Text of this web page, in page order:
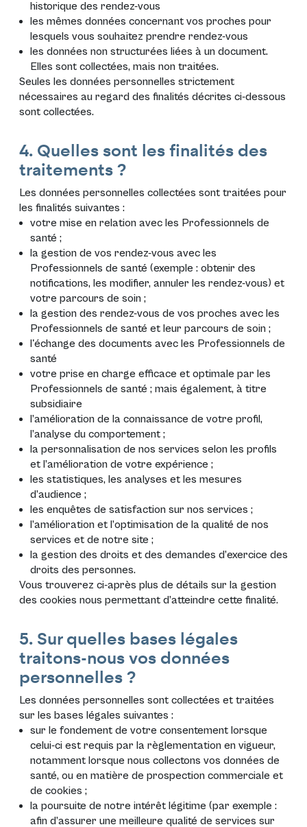
historique des rendez-vous
les mêmes données concernant vos proches pour
lesquels vous souhaitez prendre rendez-vous
les données non structurées liées à un document.
Elles sont collectées, mais non traitées.
Seules les données personnelles strictement
nécessaires au regard des finalités décrites ci-dessous
sont collectées.
4. Quelles sont les finalités des
traitements ?
Les données personnelles collectées sont traitées pour
les finalités suivantes :
votre mise en relation avec les Professionnels de
santé ;
la gestion de vos rendez-vous avec les
Professionnels de santé (exemple : obtenir des
notifications, les modifier, annuler les rendez-vous) et
votre parcours de soin ;
la gestion des rendez-vous de vos proches avec les
Professionnels de santé et leur parcours de soin ;
l'échange des documents avec les Professionnels de
santé
votre prise en charge efficace et optimale par les
Professionnels de santé ; mais également, à titre
subsidiaire
l’amélioration de la connaissance de votre profil,
l’analyse du comportement ;
la personnalisation de nos services selon les profils
et l’amélioration de votre expérience ;
les statistiques, les analyses et les mesures
d’audience ;
les enquêtes de satisfaction sur nos services ;
l’amélioration et l’optimisation de la qualité de nos
services et de notre site ;
la gestion des droits et des demandes d’exercice des
droits des personnes.
Vous trouverez ci-après plus de détails sur la gestion
des cookies nous permettant d’atteindre cette finalité.
5. Sur quelles bases légales
traitons-nous vos données
personnelles ?
Les données personnelles sont collectées et traitées
sur les bases légales suivantes :
sur le fondement de votre consentement lorsque
celui-ci est requis par la règlementation en vigueur,
notamment lorsque nous collectons vos données de
santé, ou en matière de prospection commerciale et
de cookies ;
la poursuite de notre intérêt légitime (par exemple :
afin d’assurer une meilleure qualité de services sur